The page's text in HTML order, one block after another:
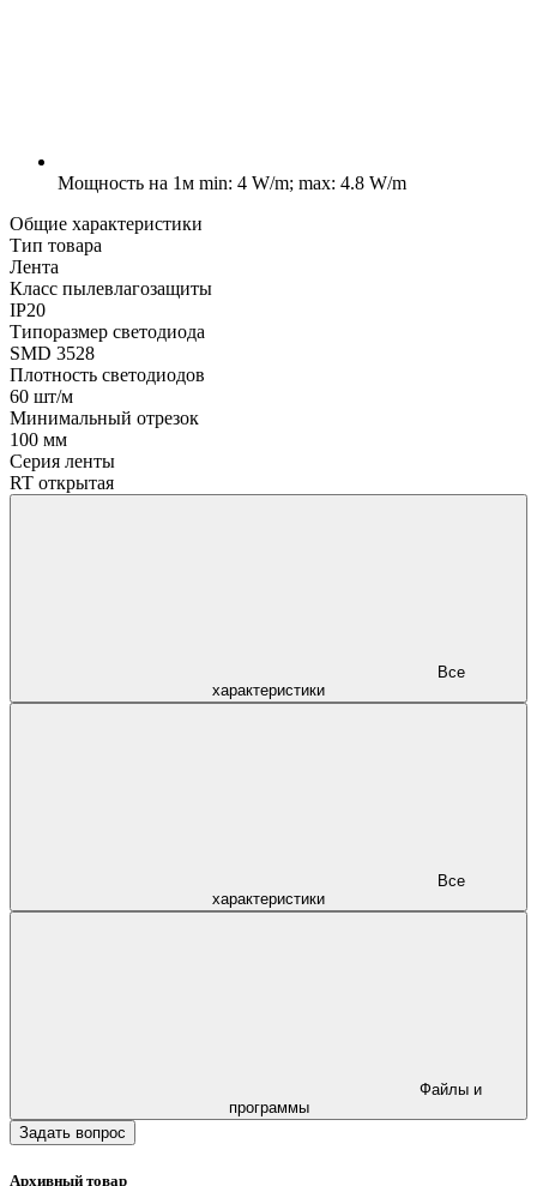
Мощность на 1м min: 4 W/m; max: 4.8 W/m
Общие характеристики
Тип товара
Лента
Класс пылевлагозащиты
IP20
Типоразмер светодиода
SMD 3528
Плотность светодиодов
60 шт/м
Минимальный отрезок
100 мм
Серия ленты
RT открытая
характеристики
характеристики
программы
Задать вопрос
Архивный товар